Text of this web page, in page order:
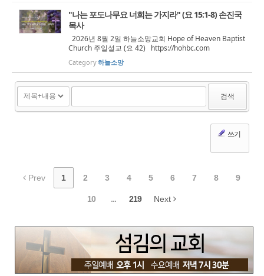
"나는 포도나무요 너희는 가지라" (요 15:1-8) 손진국
목사
2026년 8월 2일 하늘소망교회 Hope of Heaven Baptist
Church 주일설교 (요 42) https://hohbc.com
Category하늘소망
검색
쓰기
Prev 1 2 3 4 5 6 7 8 9
10 ... 219 Next